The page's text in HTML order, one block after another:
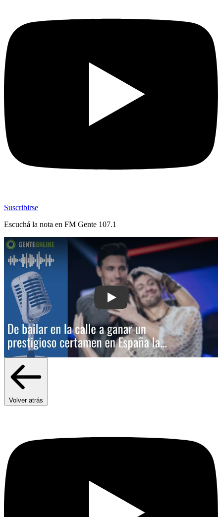
Suscribirse
Escuchá la nota en FM Gente 107.1
Play: De bailar en la calle a ganar un
Volver atrás